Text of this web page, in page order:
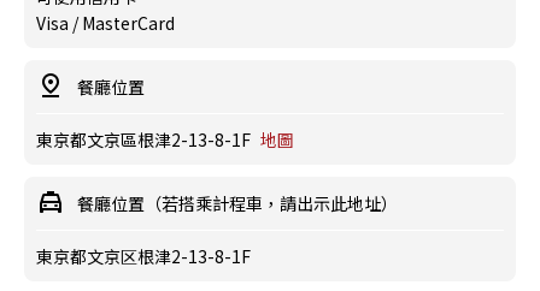
Visa / MasterCard
餐廳位置
東京都文京區根津2-13-8-1F 地圖
餐廳位置（若搭乘計程車，請出示此地址）
東京都文京区根津2-13-8-1F